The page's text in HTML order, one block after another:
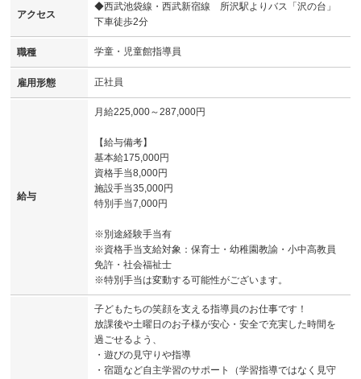
アクセス
◆西武池袋線・西武新宿線 所沢駅よりバス「沢の台」
下車徒歩2分
職種 学童・児童館指導員
雇用形態 正社員
給与
月給225,000～287,000円
【給与備考】
基本給175,000円
資格手当8,000円
施設手当35,000円
特別手当7,000円
※別途経験手当有
※資格手当支給対象：保育士・幼稚園教諭・小中高教員
免許・社会福祉士
※特別手当は変動する可能性がございます。
子どもたちの笑顔を支える指導員のお仕事です！
放課後や土曜日のお子様が安心・安全で充実した時間を
過ごせるよう、
・遊びの見守りや指導
・宿題など自主学習のサポート（学習指導ではなく見守